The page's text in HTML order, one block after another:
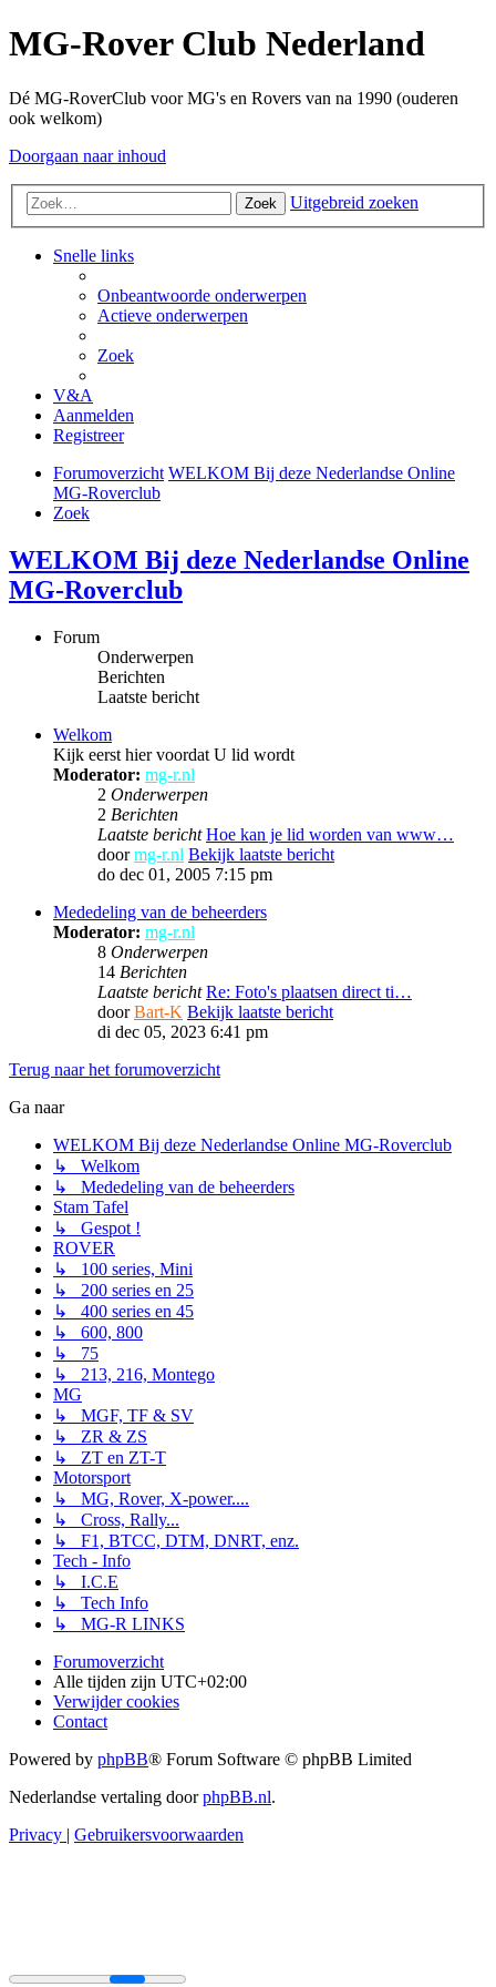
MG-Rover Club Nederland
Dé MG-RoverClub voor MG's en Rovers van na 1990 (ouderen
ook welkom)
Doorgaan naar inhoud
Zoek Uitgebreid zoeken
Snelle links
Onbeantwoorde onderwerpen
Actieve onderwerpen
Zoek
V&A
Aanmelden
Registreer
Forumoverzicht WELKOM Bij deze Nederlandse Online
MG-Roverclub
Zoek
WELKOM Bij deze Nederlandse Online
MG-Roverclub
Forum
Onderwerpen
Berichten
Laatste bericht
Welkom
Kijk eerst hier voordat U lid wordt
Moderator: mg-r.nl
2 Onderwerpen
2 Berichten
Laatste bericht Hoe kan je lid worden van www…
doormg-r.nl Bekijk laatste bericht
do dec 01, 2005 7:15 pm
Mededeling van de beheerders
Moderator: mg-r.nl
8 Onderwerpen
14 Berichten
Laatste bericht Re: Foto's plaatsen direct ti…
doorBart-K Bekijk laatste bericht
di dec 05, 2023 6:41 pm
Terug naar het forumoverzicht
Ga naar
WELKOM Bij deze Nederlandse Online MG-Roverclub
↳ Welkom
↳ Mededeling van de beheerders
Stam Tafel
↳ Gespot !
ROVER
↳ 100 series, Mini
↳ 200 series en 25
↳ 400 series en 45
↳ 600, 800
↳ 75
↳ 213, 216, Montego
MG
↳ MGF, TF & SV
↳ ZR & ZS
↳ ZT en ZT-T
Motorsport
↳ MG, Rover, X-power....
↳ Cross, Rally...
↳ F1, BTCC, DTM, DNRT, enz.
Tech - Info
↳ I.C.E
↳ Tech Info
↳ MG-R LINKS
Forumoverzicht
Alle tijden zijn UTC+02:00
Verwijder cookies
Contact
Powered by phpBB® Forum Software © phpBB Limited
Nederlandse vertaling doorphpBB.nl.
Privacy | Gebruikersvoorwaarden